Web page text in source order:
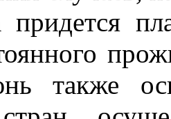
придется
также